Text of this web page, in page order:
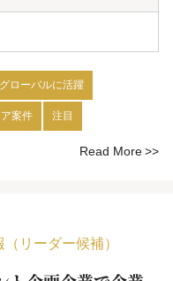
グローバルに活躍
案件 注目
Read More
リーダー候補）